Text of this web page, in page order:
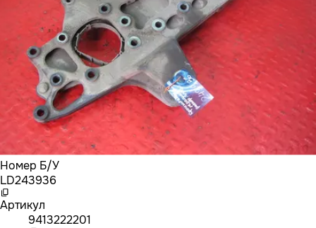
Номер Б/У
LD243936
Артикул
9413222201